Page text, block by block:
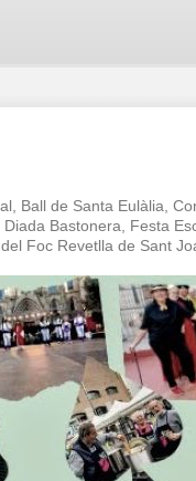
Ball de Santa Eulàlia,
Bastonera, Festa
Foc Revetlla de Sant